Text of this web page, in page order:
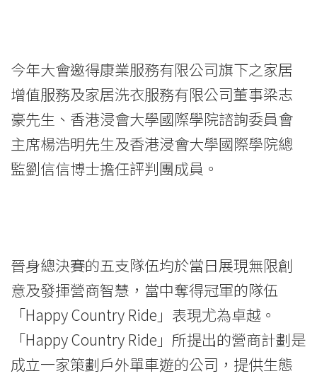
休
閒
企
業
營
商
創
意
今年大會邀得康業服務有限公司旗下之家居
增值服務及家居洗衣服務有限公司董事梁志
豪先生、香港浸會大學國際學院諮詢委員會
主席楊浩明先生及香港浸會大學國際學院總
監劉信信博士擔任評判團成員。
晉身總決賽的五支隊伍均於當日展現無限創
意及發揮營商智慧，當中奪得冠軍的隊伍
「Happy Country Ride」表現尤為卓越。
「Happy Country Ride」所提出的營商計劃是
成立一家策劃戶外單車遊的公司，提供生態